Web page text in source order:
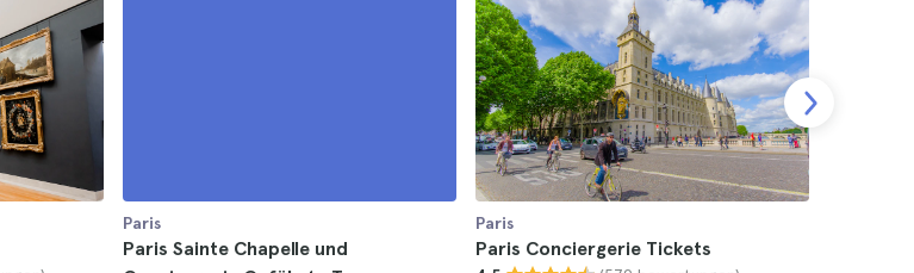
Paris
Paris Sainte Chapelle und
Paris
Paris Conciergerie Tickets